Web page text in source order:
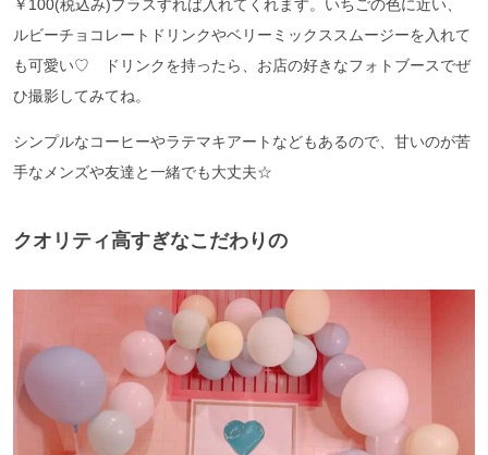
￥100(税込み)プラスすれば入れてくれます。いちごの色に近い、
ルビーチョコレートドリンクやベリーミックススムージーを入れて
も可愛い♡ ドリンクを持ったら、お店の好きなフォトブースでぜ
ひ撮影してみてね。
シンプルなコーヒーやラテマキアートなどもあるので、甘いのが苦
手なメンズや友達と一緒でも大丈夫☆
クオリティ高すぎなこだわりの